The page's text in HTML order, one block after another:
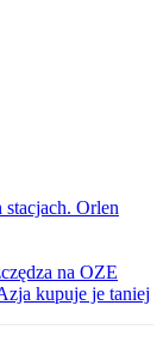
Orlen
na OZE
kupuje je taniej